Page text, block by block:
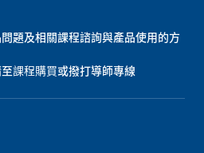
題及相關課程諮詢與產品使用的方
課程購買或撥打導師專線